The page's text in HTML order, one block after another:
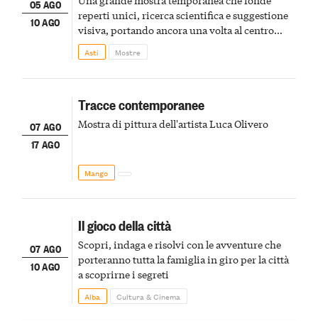
05 AGO
10 AGO
reperti unici, ricerca scientifica e suggestione
visiva, portando ancora una volta al centro
della scena le meraviglie del passato astigiano
Asti Mostre
07 AGO
17 AGO
Tracce contemporanee
Mostra di pittura dell'artista Luca Olivero
Mango
07 AGO
10 AGO
Il gioco della città
Scopri, indaga e risolvi con le avventure che
porteranno tutta la famiglia in giro per la città
a scoprirne i segreti
Alba Cultura & Cinema